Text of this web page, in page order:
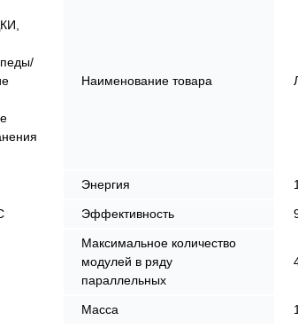
Наименование товара
Энергия
Эффективность
Максимальное количество
модулей в ряду
параллельных
Масса